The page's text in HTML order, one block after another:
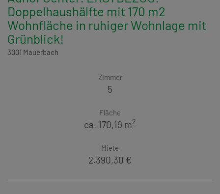
Doppelhaushälfte mit 170 m2
Wohnfläche in ruhiger Wohnlage mit
Grünblick!
3001 Mauerbach
Zimmer
5
Fläche
ca. 170,19 m2
Miete
2.390,30 €